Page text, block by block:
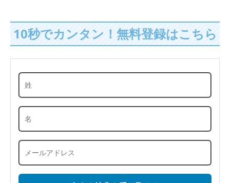
10秒でカンタン！無料登録はこちら